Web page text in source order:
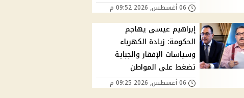
06 أغسطس, 2026 09:52 م
إبراهيم عيسى يهاجم
الحكومة: زيادة الكهرباء
وسياسات الإفقار والجباية
تضغط على المواطن
06 أغسطس, 2026 09:25 م